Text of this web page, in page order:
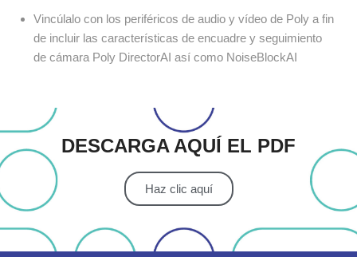
Vincúlalo con los periféricos de audio y vídeo de Poly a fin
de incluir las características de encuadre y seguimiento
de cámara Poly DirectorAI así como NoiseBlockAI
DESCARGA AQUÍ EL PDF​
Haz clic aquí